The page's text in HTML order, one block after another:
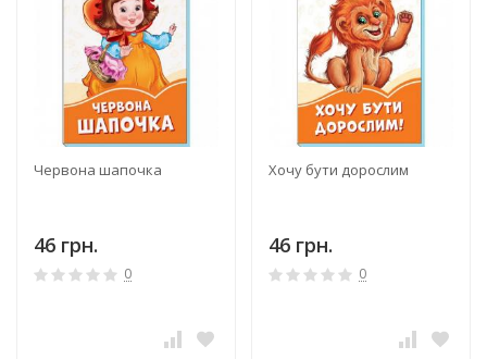
Червона шапочка
46 грн.
0
Хочу бути дорослим
46 грн.
0